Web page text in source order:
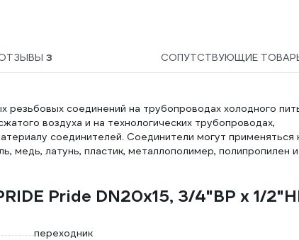
3 СОПУТСТВУЮЩИЕ
резьбовых соединений на трубопроводах холодного
воздуха и на технологических трубопроводах,
соединителей. Соединители могут применяться
медь, латунь, пластик, металлополимер, полипропилен и
Pride DN20x15, 3/4"ВР х 1/
переходник